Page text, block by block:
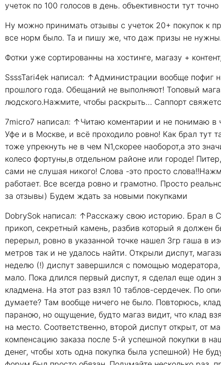
учеток по 100 голосов в день. объективности тут
Ну можно принимать отзывы с учеток 20+ покупок к
все норм было. Та и пишу же, что даж призы не
Фотки уже сортированны на хостинге, магазу +
SsssTari4ek написал: ↑Администрации вообще пофиг
прошлого года. Обещаний не выполняют! Топовый
людского.Нажмите, чтобы раскрыть… Саппорт
7micro7 написал: ↑Читаю коментарии и не понимаю в
Уфе и в Москве, и всё проходило ровно! Как брал
тоже упрекнуть не в чем N1,скорее наоборот,а это
колесо фортуны,в отдельном районе или городе!
сами не слушая никого! Слова -это просто
работает. Все всегда ровно и грамотно. Просто
за отзывы) Будем ждать за новыми покупками
DobrySok написал: ↑Расскажу свою историю. Брал в
прикоп, секретный камень, разбив который я должен
перерыл, ровно в указанной точке нашел 3гр гаша в
метров так и не удалось найти. Открыли диспут,
неделю (!) диспут завершился с помощью модератора,
мало. Пока длился первый диспут, я сделал еще один
кладмена. На этот раз взял 10 таблов-сердечек. По
думаете? Там вообще ничего не было. Повторюсь,
параною, но ощущение, будто магаз видит, что клад
на место. Соответственно, второй диспут открыт, от
компенсацию заказа после 5-й успешной покупки в
денег, чтобы хоть одна покупка была успешной) Не